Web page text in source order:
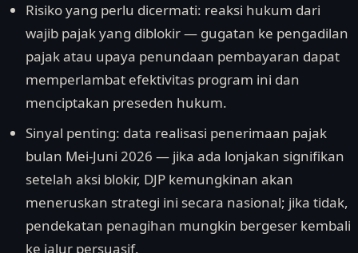
Risiko yang perlu dicermati: reaksi hukum dari
wajib pajak yang diblokir — gugatan ke pengadilan
pajak atau upaya penundaan pembayaran dapat
memperlambat efektivitas program ini dan
menciptakan preseden hukum.
Sinyal penting: data realisasi penerimaan pajak
bulan Mei-Juni 2026 — jika ada lonjakan signifikan
setelah aksi blokir, DJP kemungkinan akan
meneruskan strategi ini secara nasional; jika tidak,
pendekatan penagihan mungkin bergeser kembali
ke jalur persuasif.